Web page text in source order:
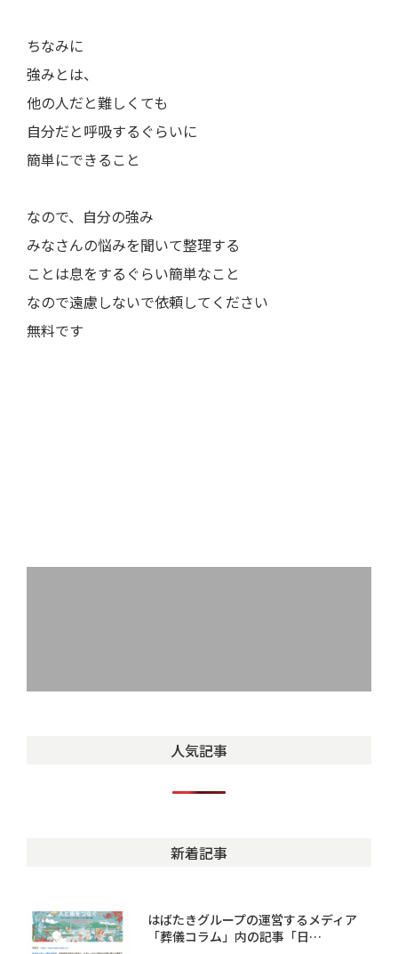
ちなみに
強みとは、
他の人だと難しくても
自分だと呼吸するぐらいに
簡単にできること
なので、自分の強み
みなさんの悩みを聞いて整理する
ことは息をするぐらい簡単なこと
なので遠慮しないで依頼してください
無料です
人気記事
新着記事
はばたきグループの運営するメディア
「葬儀コラム」内の記事「日…